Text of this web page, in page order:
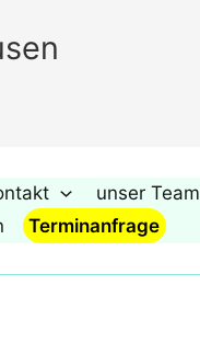
unser Team
Terminanfrage